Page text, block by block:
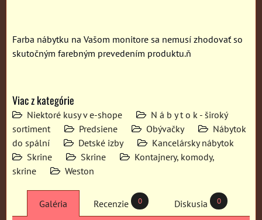
Farba nábytku na Vašom monitore sa nemusí zhodovať so
skutočným farebným prevedením produktu.ň
Viac z kategórie
Niektoré kusy v e-shope
N á b y t o k - široký
sortiment
Predsiene Obývačky
Nábytok
do spální
Detské izby
Kancelársky nábytok
Skrine
Skrine
Kontajnery, komody,
skrine
Weston
Galéria Recenzie 0 Diskusia 0